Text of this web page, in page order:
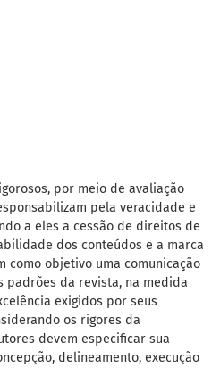
por meio de avaliação
pela veracidade e
a eles a cessão de direitos de
dos conteúdos e a marca
como objetivo uma comunicação
padrões da revista, na medida
exigidos por seus
os rigores da
devem especificar sua
delineamento, execução